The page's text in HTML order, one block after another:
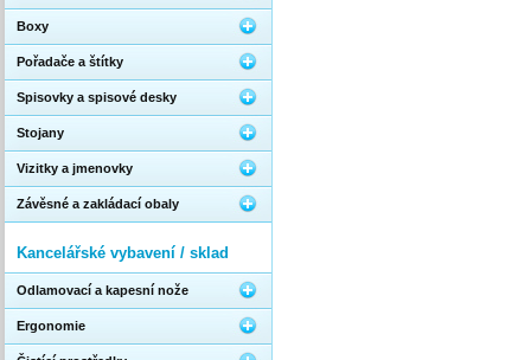
Boxy
Pořadače a štítky
Spisovky a spisové desky
Stojany
Vizitky a jmenovky
Závěsné a zakládací obaly
Kancelářské vybavení / sklad
Odlamovací a kapesní nože
Ergonomie